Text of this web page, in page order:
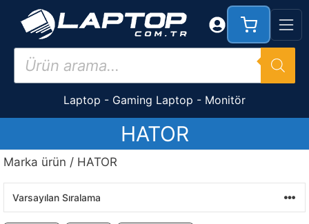
İçeriğe
Products
search
Laptop - Gaming Laptop - Monitör
HATOR
Marka ürün / HATOR